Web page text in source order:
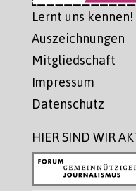
Lernt uns kennen!
Auszeichnungen
Mitgliedschaft
Impressum
Datenschutz
HIER SIND WIR